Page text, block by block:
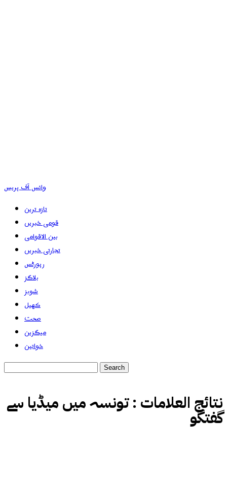
وائس آف پریس
تازہ ترین
قومی خبریں
بین الاقوامی
تجارتی خبریں
رپورٹس
بلاگز
شوبز
کھیل
صحت
میگزین
خواتین
نتائج العلامات :تونسہ میں میڈیا سے
گفتگو